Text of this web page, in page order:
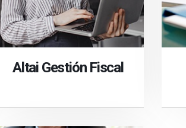
Altai Gestión Fiscal